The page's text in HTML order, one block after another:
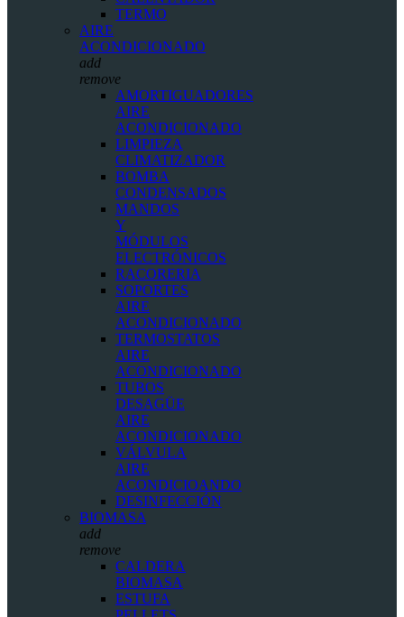
TERMO
AIRE
ACONDICIONADO
add
remove
AMORTIGUADORES
AIRE
ACONDICIONADO
LIMPIEZA
CLIMATIZADOR
BOMBA
CONDENSADOS
MANDOS
Y
MÓDULOS
ELECTRÓNICOS
RACORERIA
SOPORTES
AIRE
ACONDICIONADO
TERMOSTATOS
AIRE
ACONDICIONADO
TUBOS
DESAGÜE
AIRE
ACONDICIONADO
VÁLVULA
AIRE
ACONDICIOANDO
DESINFECCIÓN
BIOMASA
add
remove
CALDERA
BIOMASA
ESTUFA